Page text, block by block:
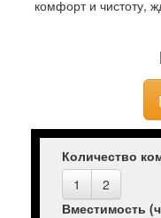
комфорт и чистоту,
Количество
1
2
Вместимость